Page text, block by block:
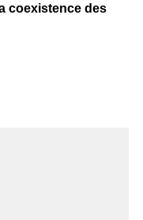
coexistence des